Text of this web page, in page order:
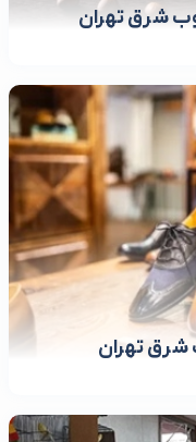
شرق تهران
تهران